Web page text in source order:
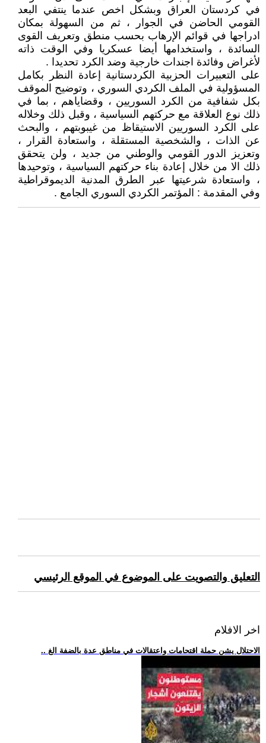
في كردستان العراق وبشكل اخص عندما ينتفي البعد
القومي الحاضن في الجوار ، ثم من السهولة بمكان
ادراجها في قوائم الإرهاب بحسب منطق وتعريف القوى
السائدة ، واستخدامها أيضا عسكريا وفي الوقت ذاته
لأغراض وفائدة اجندات خارجية وضد الكرد تحديدا .
على التعبيرات الحزبية الكردستانية إعادة النظر بكامل
المسؤولية في الملف الكردي السوري ، وتوضيح الموقف
بكل شفافية من الكرد السوريين ، وقضاياهم ، بما في
ذلك نوع العلاقة مع حركتهم السياسية ، وقبل ذلك وخلاله
على الكرد السوريين الاستيقاظ من غيبوبتهم ، والبحث
عن الذات ، والشخصية المستقلة ، واستعادة القرار ،
وتعزيز الدور القومي والوطني من جديد ، ولن يتحقق
ذلك الا من خلال إعادة بناء حركتهم السياسية ، وتوحيدها
، واستعادة شرعيتها عبر الطرق المدنية الديموقراطية
وفي المقدمة : المؤتمر الكردي السوري الجامع .
التعليق والتصويت على الموضوع في الموقع الرئيسي
اخر الافلام
.. الاحتلال يشن حملة اقتحامات واعتقالات في مناطق عدة بالضفة الغ